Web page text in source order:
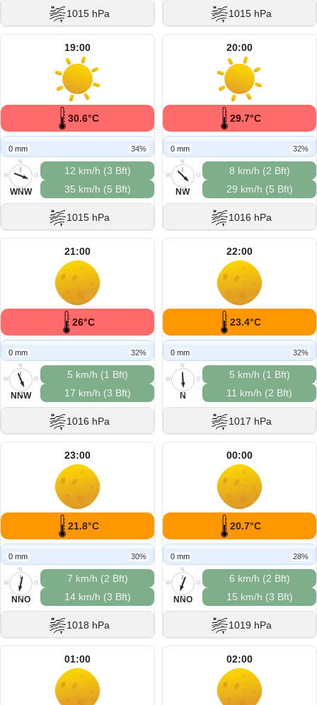
1015 hPa 1015 hPa
19:00
30.6°C
0 mm 34%
N
O
S
W
WNW
12 km/h (3 Bft)
35 km/h (5 Bft)
1015 hPa
20:00
29.7°C
0 mm 32%
N
O
S
W
NW
8 km/h (2 Bft)
29 km/h (5 Bft)
1016 hPa
21:00
26°C
0 mm 32%
N
O
S
W
NNW
5 km/h (1 Bft)
17 km/h (3 Bft)
1016 hPa
22:00
23.4°C
0 mm 32%
N
O
S
W
N
5 km/h (1 Bft)
11 km/h (2 Bft)
1017 hPa
23:00
21.8°C
0 mm 30%
N
O
S
W
NNO
7 km/h (2 Bft)
14 km/h (3 Bft)
1018 hPa
00:00
20.7°C
0 mm 28%
N
O
S
W
NNO
6 km/h (2 Bft)
15 km/h (3 Bft)
1019 hPa
01:00 02:00